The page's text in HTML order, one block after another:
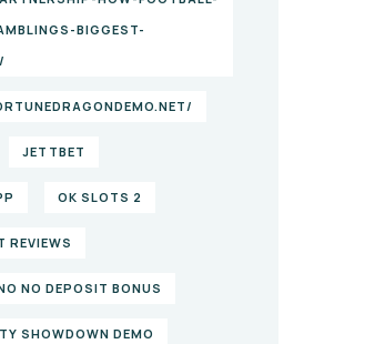
BIGGEST-
JETTBET
OK SLOTS 2
REVIEWS
NO DEPOSIT BONUS
SHOWDOWN DEMO